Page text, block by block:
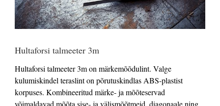
Hultaforsi talmeeter 3m
Hultaforsi talmeeter 3m on märkemõõdulint. Valge
kulumiskindel teraslint on põrutuskindlas ABS-plastist
korpuses. Kombineeritud märke- ja mõõteservad
võimaldavad mõõta sise- ja välismõõtmeid, diagonaale ning